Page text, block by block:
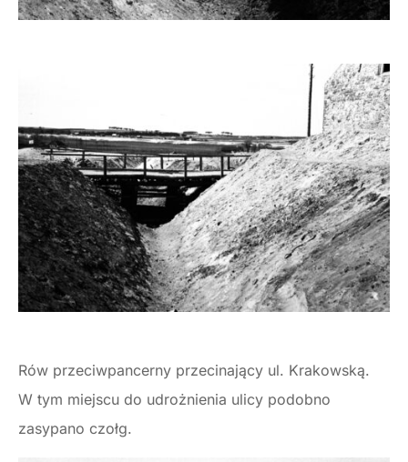
Rów przeciwpancerny przecinający ul. Krakowską.
W tym miejscu do udrożnienia ulicy podobno
zasypano czołg.